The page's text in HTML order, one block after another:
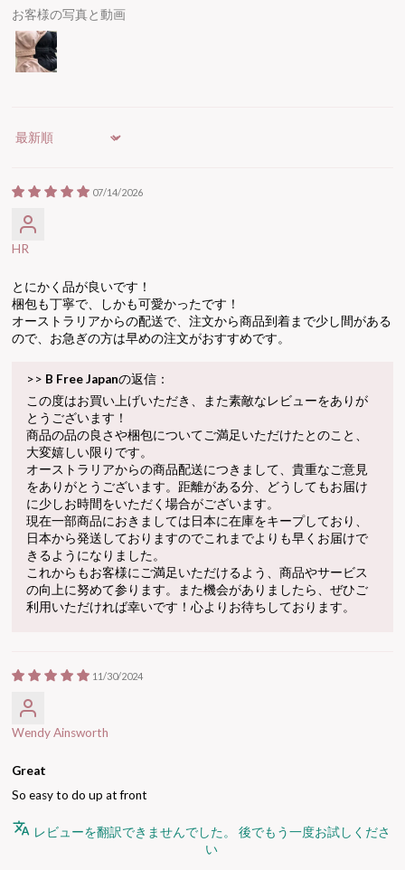
お客様の写真と動画
Sort by
07/14/2026
HR
とにかく品が良いです！
梱包も丁寧で、しかも可愛かったです！
オーストラリアからの配送で、注文から商品到着まで少し間がある
ので、お急ぎの方は早めの注文がおすすめです。
>> B Free Japanの返信：
この度はお買い上げいただき、また素敵なレビューをありが
とうございます！
商品の品の良さや梱包についてご満足いただけたとのこと、
大変嬉しい限りです。
オーストラリアからの商品配送につきまして、貴重なご意見
をありがとうございます。距離がある分、どうしてもお届け
に少しお時間をいただく場合がございます。
現在一部商品におきましては日本に在庫をキープしており、
日本から発送しておりますのでこれまでよりも早くお届けで
きるようになりました。
これからもお客様にご満足いただけるよう、商品やサービス
の向上に努めて参ります。また機会がありましたら、ぜひご
利用いただければ幸いです！心よりお待ちしております。
11/30/2024
Wendy Ainsworth
Great
So easy to do up at front
レビューを翻訳できませんでした。 後でもう一度お試しくださ
い